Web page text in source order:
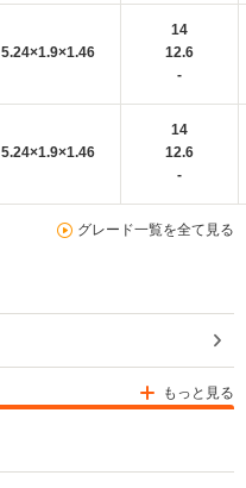
5.24×1.9×1.46
14
12.6
-
5.24×1.9×1.46
14
12.6
-
グレード一覧を全て見る
もっと見る